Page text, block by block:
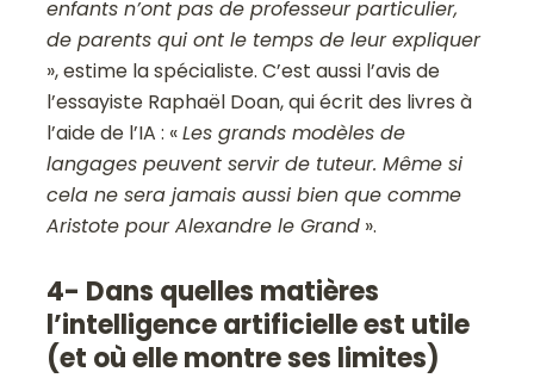
enfants n’ont pas de professeur particulier,
de parents qui ont le temps de leur expliquer
», estime la spécialiste. C’est aussi l’avis de
l’essayiste Raphaël Doan, qui écrit des livres à
l’aide de l’IA: «Les grands modèles de
langages peuvent servir de tuteur. Même si
cela ne sera jamais aussi bien que comme
Aristote pour Alexandre le Grand ».
4- Dans quelles matières
l’intelligence artificielle est utile
(et où elle montre ses limites)